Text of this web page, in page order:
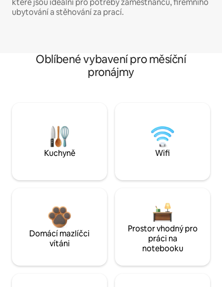
ubytování a stěhování za prací.
Oblíbené vybavení pro měsíční
pronájmy
Kuchyně Wifi
Domácí mazlíčci
vítáni
Prostor vhodný pro
práci na
notebooku